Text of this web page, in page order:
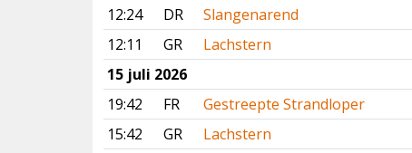
12:24
DR
Slangenarend
12:11
GR
Lachstern
15 juli 2026
19:42
FR
Gestreepte Strandloper
15:42
GR
Lachstern